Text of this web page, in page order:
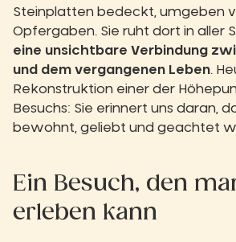
Steinplatten bedeckt, umgeben
Opfergaben. Sie ruht dort in aller
eine unsichtbare Verbindung
und dem vergangenen Leben.
Rekonstruktion einer der
Besuchs: Sie erinnert uns daran,
bewohnt, geliebt und geachtet
Ein Besuch, den
erleben kann